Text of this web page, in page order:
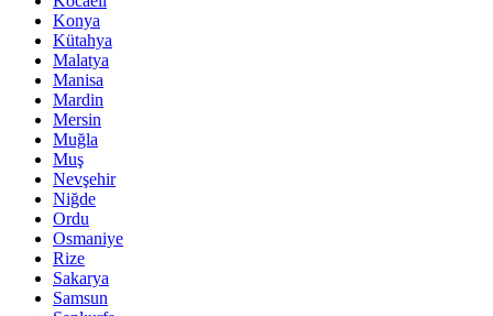
Konya
Kütahya
Malatya
Manisa
Mardin
Mersin
Muğla
Muş
Nevşehir
Niğde
Ordu
Osmaniye
Rize
Sakarya
Samsun